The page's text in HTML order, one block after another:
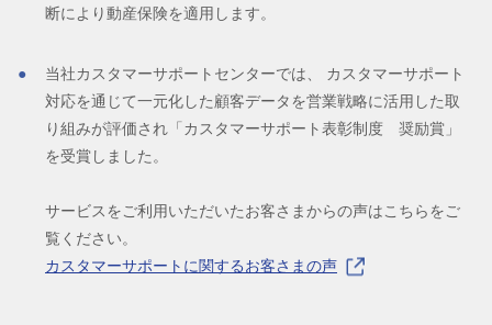
断により動産保険を適用します。
当社カスタマーサポートセンターでは、 カスタマーサポート
対応を通じて一元化した顧客データを営業戦略に活用した取
り組みが評価され「カスタマーサポート表彰制度 奨励賞」
を受賞しました。
サービスをご利用いただいたお客さまからの声はこちらをご
覧ください。
カスタマーサポートに関するお客さまの声